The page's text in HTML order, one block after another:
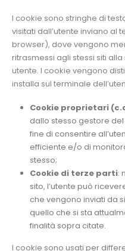
I cookie sono stringhe di
visitati dall’utente inviano al
browser), dove vengono
ritrasmessi agli stessi siti
utente. I cookie vengono
installa sul terminale
Cookie proprietari
dallo stesso gestore del
fine di consentire
efficiente e/o di
stesso;
Cookie di terze parti:
sito, l’utente può
che vengono inviati da
quello che si sta
finalità sopra citate.
I cookie sono usati per